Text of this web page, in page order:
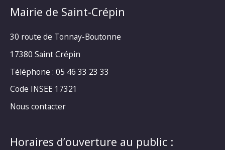
Mairie de Saint-Crépin
30 route de Tonnay-Boutonne
17380 Saint Crépin
Téléphone : 05 46 33 23 33
Code INSEE 17321
Nous contacter
Horaires d’ouverture au public :